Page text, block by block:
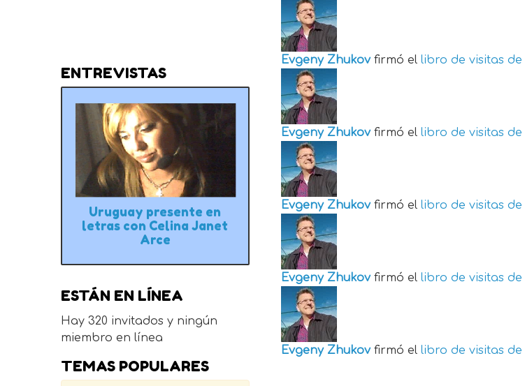
Evgeny Zhukov firmó el libro de visitas de
Evgeny Zhukov firmó el libro de visitas de
Evgeny Zhukov firmó el libro de visitas de
Evgeny Zhukov firmó el libro de visitas de
Evgeny Zhukov firmó el libro de visitas de
ENTREVISTAS
Uruguay presente en
letras con Celina Janet
Arce
ESTÁN EN LÍNEA
Hay 320 invitados y ningún
miembro en línea
TEMAS POPULARES